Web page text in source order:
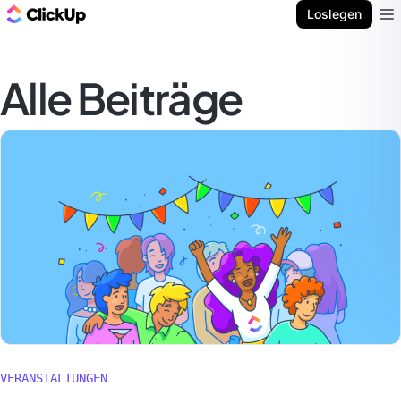
Loslegen
Alle Beiträge
VERANSTALTUNGEN